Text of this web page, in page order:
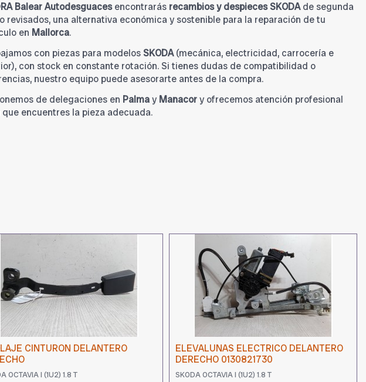
Balear Autodesguacesencontrarás recambios y despieces SKODAde segunda
revisados, una alternativa económica y sostenible para la reparación de tu
en Mallorca.
con piezas para modelosSKODA(mecánica, electricidad, carrocería e
con stock en constante rotación. Si tienes dudas de compatibilidad o
nuestro equipo puede asesorarte antes de la compra.
de delegaciones en Palmay Manacory ofrecemos atención profesional
que encuentres la pieza adecuada.
CINTURON DELANTERO
OCTAVIA I (1U2) 1.8 T
ELEVALUNAS ELECTRICO DELANTERO
DERECHO 0130821730
SKODA OCTAVIA I (1U2) 1.8 T